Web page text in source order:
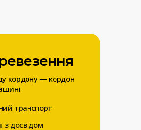
кордону — кордон
транспорт
з досвідом